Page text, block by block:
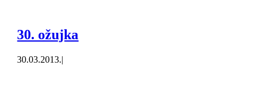
30. ožujka
30.03.2013.|